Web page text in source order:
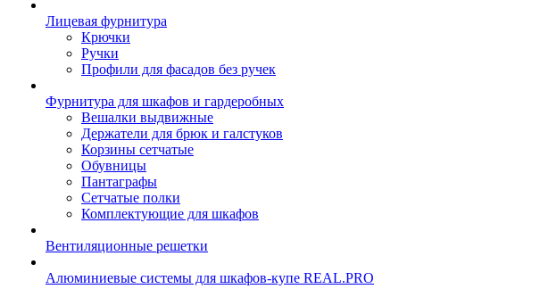
Лицевая фурнитура
Крючки
Ручки
Профили для фасадов без ручек
Фурнитура для шкафов и гардеробных
Вешалки выдвижные
Держатели для брюк и галстуков
Корзины сетчатые
Обувницы
Пантаграфы
Сетчатые полки
Комплектующие для шкафов
Вентиляционные решетки
Алюминиевые системы для шкафов-купе REAL.PRO